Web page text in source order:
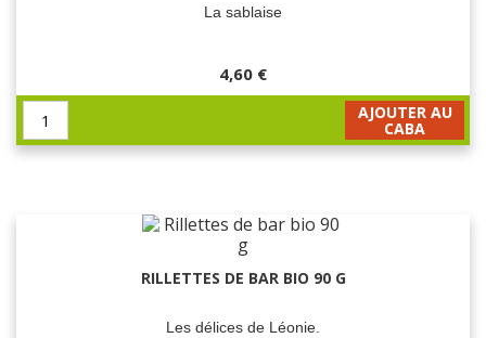
La sablaise
4,60 €
AJOUTER AU
CABA
RILLETTES DE BAR BIO 90 G
Les délices de Léonie.